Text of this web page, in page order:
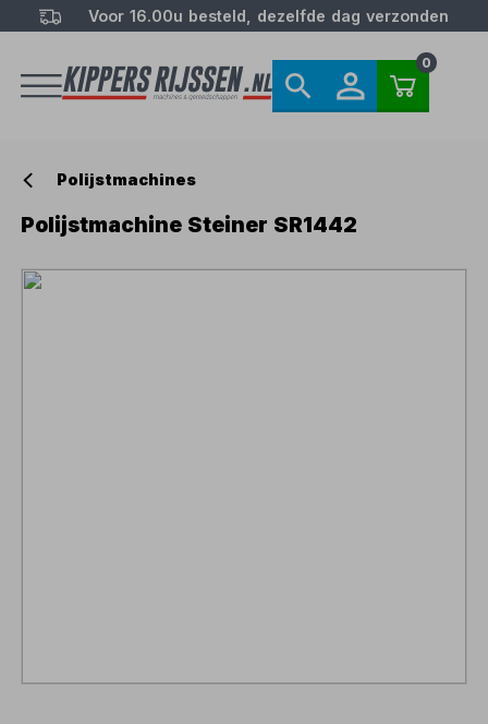
Voor 16.00u besteld, dezelfde dag verzonden
0
Polijstmachines
Polijstmachine Steiner SR1442